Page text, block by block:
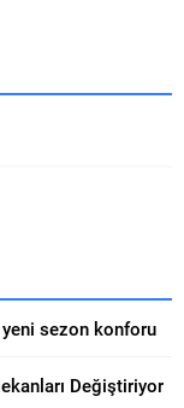
sezon konforu
Değiştiriyor